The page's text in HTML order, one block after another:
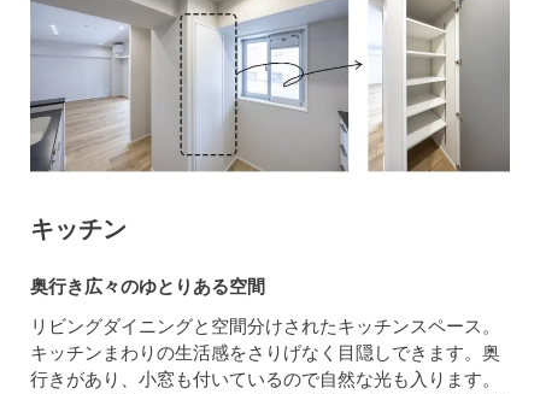
キッチン
奥行き広々のゆとりある空間
リビングダイニングと空間分けされたキッチンスペース。
キッチンまわりの生活感をさりげなく目隠しできます。奥
行きがあり、小窓も付いているので自然な光も入ります。